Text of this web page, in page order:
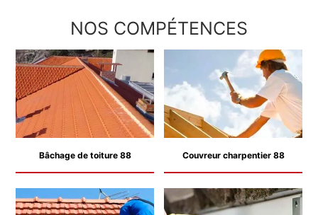
NOS COMPÉTENCES
Bâchage de toiture 88 Couvreur charpentier 88